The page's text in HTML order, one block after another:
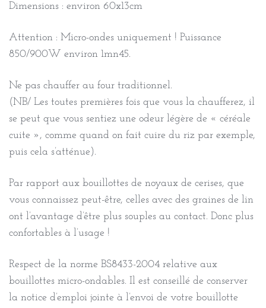
Dimensions : environ 60x13cm
Attention : Micro-ondes uniquement ! Puissance
850/900W environ 1mn45.
Ne pas chauffer au four traditionnel.
(NB/ Les toutes premières fois que vous la chaufferez, il
se peut que vous sentiez une odeur légère de « céréale
cuite », comme quand on fait cuire du riz par exemple,
puis cela s’atténue).
Par rapport aux bouillottes de noyaux de cerises, que
vous connaissez peut-être, celles avec des graines de lin
ont l’avantage d’être plus souples au contact. Donc plus
confortables à l’usage !
Respect de la norme BS8433-2004 relative aux
bouillottes micro-ondables. Il est conseillé de conserver
la notice d’emploi jointe à l’envoi de votre bouillotte